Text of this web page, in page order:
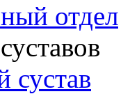
отдел
сустав